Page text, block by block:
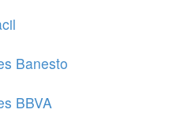
Banesto
BBVA